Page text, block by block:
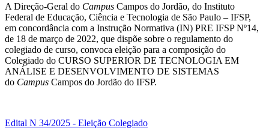
A Direção-Geral do Campus Campos do Jordão, do Instituto
Federal de Educação, Ciência e Tecnologia de São Paulo – IFSP,
em concordância com a Instrução Normativa (IN) PRE IFSP Nº14,
de 18 de março de 2022, que dispõe sobre o regulamento do
colegiado de curso, convoca eleição para a composição do
Colegiado do CURSO SUPERIOR DE TECNOLOGIA EM
ANÁLISE E DESENVOLVIMENTO DE SISTEMAS
do Campus Campos do Jordão do IFSP.
Edital N 34/2025 - Eleição Colegiado